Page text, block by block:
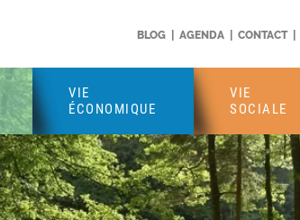
BLOG AGENDA CONTACT
VIE
ÉCONOMIQUE
VIE
SOCIALE